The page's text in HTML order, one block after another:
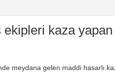
kaza
meydana gelen maddi hasarlı